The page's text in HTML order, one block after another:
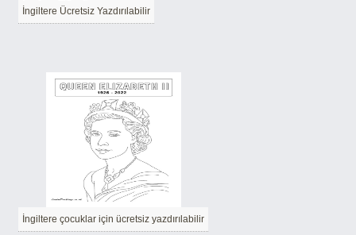
İngiltere Ücretsiz Yazdırılabilir
İngiltere çocuklar için ücretsiz yazdırılabilir